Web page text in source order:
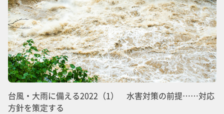
台風・大雨に備える2022（1） 水害対策の前提……対応
方針を策定する